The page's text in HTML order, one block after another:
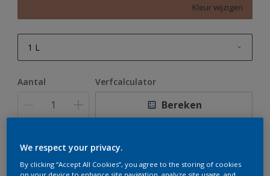
Kleur wijzigen
1 L
Aantal Verfcalculator
Bereken
Op dit moment is het niet mogelijk dit product online
te bestellen. Houd de website in de gaten, we werken
We respect your privacy.
By clicking “Accept All Cookies”, you agree to the storing of cookies
on your device to enhance site navigation, analyze site usage, and